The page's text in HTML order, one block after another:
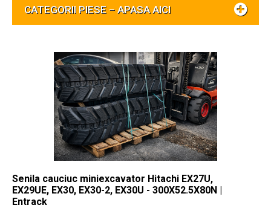
CATEGORII PIESE – APASA AICI
Senila cauciuc miniexcavator Hitachi EX27U,
EX29UE, EX30, EX30-2, EX30U - 300X52.5X80N |
Entrack